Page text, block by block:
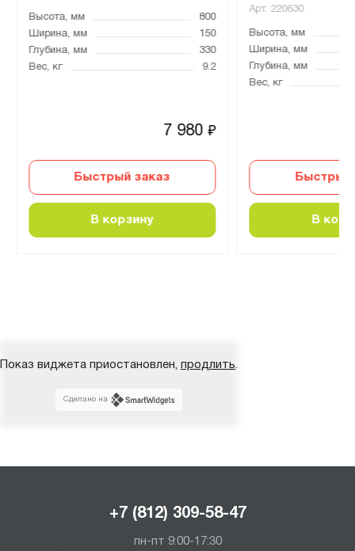
Высота, мм
800
Ширина, мм
150
Глубина, мм
330
Вес, кг
9.2
7 980₽
Быстрый заказ
В корзину
Арт. 220630
Высота, мм
Ширина, мм
Глубина, мм
Вес, кг
Быстрый
В
Показ виджета приостановлен, продлить.
Сделано на
+7 (812) 309-58-47
пн-пт 9:00-17:30